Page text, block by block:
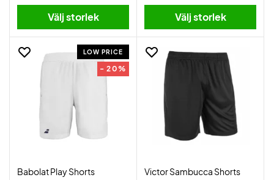
Välj storlek Välj storlek
LOW PRICE
- 20%
Babolat Play Shorts
Victor Sambucca Shorts